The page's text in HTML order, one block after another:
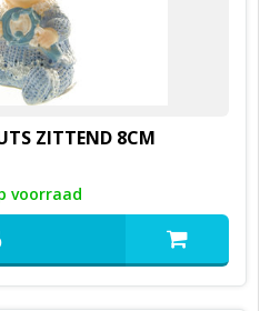
ZITTEND 8CM
voorraad